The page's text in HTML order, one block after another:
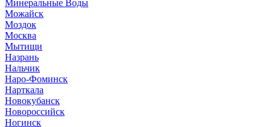
Минеральные Воды
Можайск
Моздок
Москва
Мытищи
Назрань
Нальчик
Наро-Фоминск
Нарткала
Новокубанск
Новороссийск
Ногинск